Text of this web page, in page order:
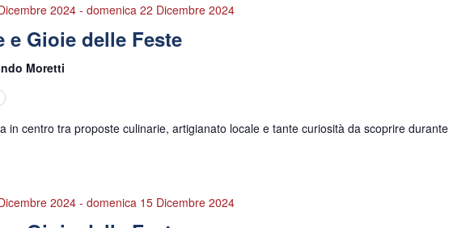
2024- domenica 22 Dicembre 2024
e Gioie delle Feste
Moretti
in centro tra proposte culinarie, artigianato locale e tante curiosità da scoprire durante
2024- domenica 15 Dicembre 2024